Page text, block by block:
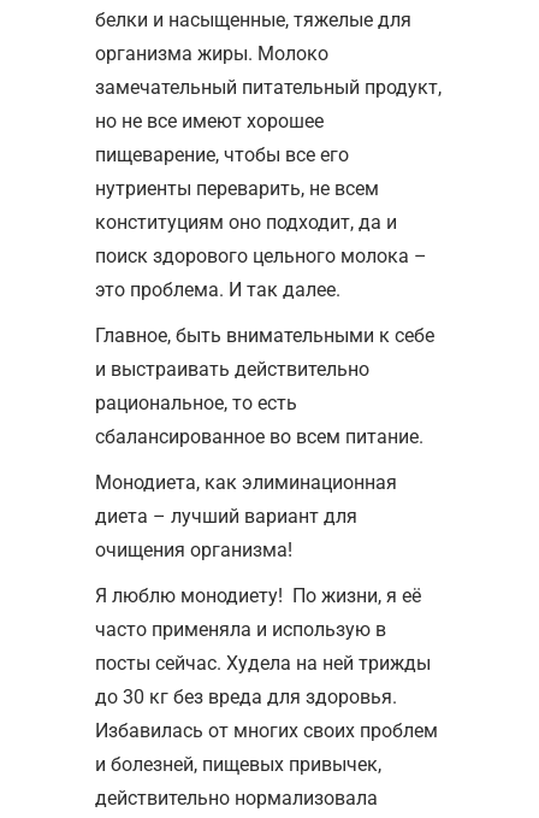
белки и насыщенные, тяжелые для
организма жиры. Молоко
замечательный питательный продукт,
но не все имеют хорошее
пищеварение, чтобы все его
нутриенты переварить, не всем
конституциям оно подходит, да и
поиск здорового цельного молока –
это проблема. И так далее.
Главное, быть внимательными к себе
и выстраивать действительно
рациональное, то есть
сбалансированное во всем питание.
Монодиета, как элиминационная
диета – лучший вариант для
очищения организма!
Я люблю монодиету! По жизни, я её
часто применяла и использую в
посты сейчас. Худела на ней трижды
до 30 кг без вреда для здоровья.
Избавилась от многих своих проблем
и болезней, пищевых привычек,
действительно нормализовала